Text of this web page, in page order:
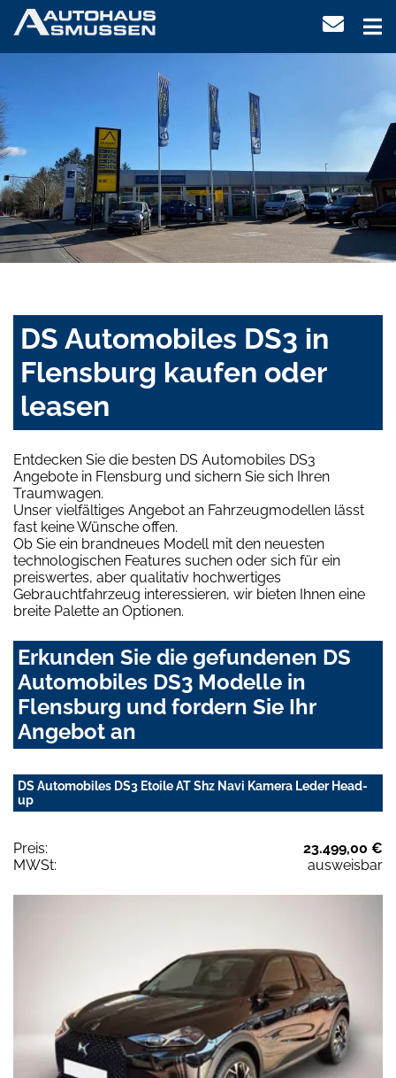
DS Automobiles DS3 in
Flensburg kaufen oder
leasen
Entdecken Sie die besten DS Automobiles DS3
Angebote in Flensburg und sichern Sie sich Ihren
Traumwagen.
Unser vielfältiges Angebot an Fahrzeugmodellen lässt
fast keine Wünsche offen.
Ob Sie ein brandneues Modell mit den neuesten
technologischen Features suchen oder sich für ein
preiswertes, aber qualitativ hochwertiges
Gebrauchtfahrzeug interessieren, wir bieten Ihnen eine
breite Palette an Optionen.
Erkunden Sie die gefundenen DS
Automobiles DS3 Modelle in
Flensburg und fordern Sie Ihr
Angebot an
DS Automobiles DS3 Etoile AT Shz Navi Kamera Leder Head-
up
Preis:
23.499,00 €
MWSt:
ausweisbar